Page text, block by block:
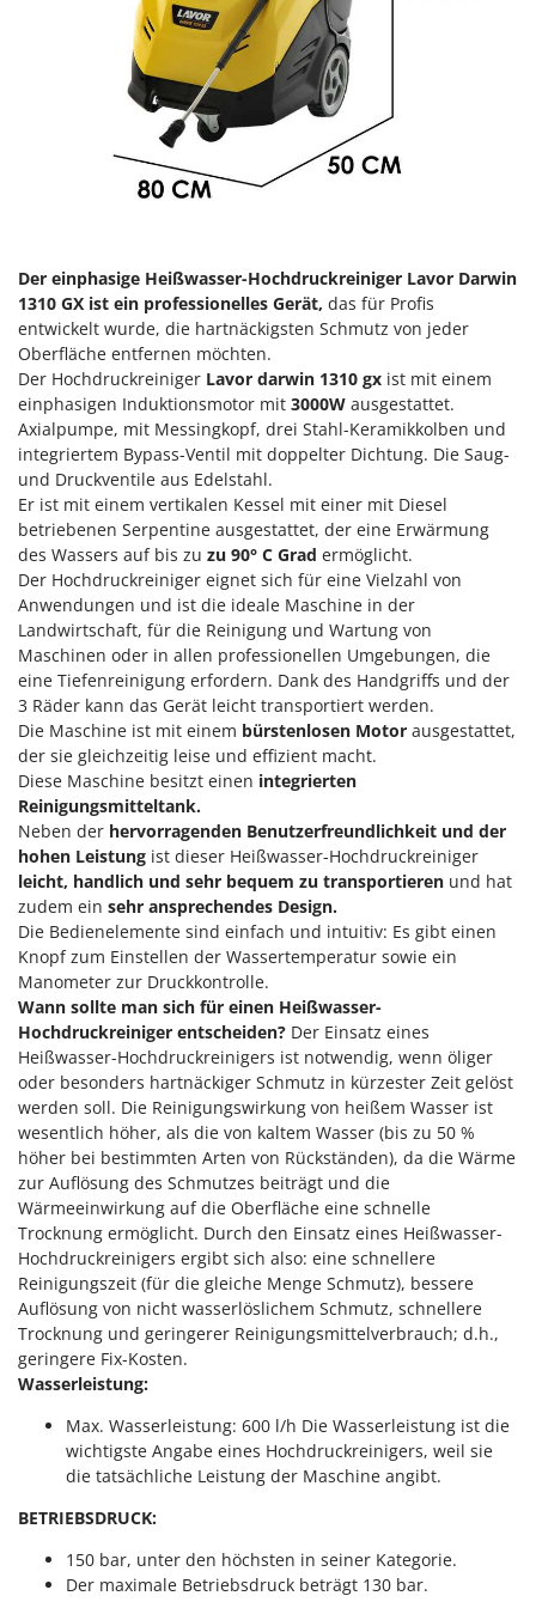
Klimaanlagen – Klimageräte
Knetmaschinen
Knochensägen
Kompressoren - elektrisch
Kompressoren für Ernte und Baumschnitt
Kreiseleggen
L
Laderampe aus Aluminium
Laubsauger - Laubbläser
Laubsauger auf Rädern
Luftentfeuchter
Luftkühler mit Wasserverdunstung
M
Mähroboter
Maisentkörnungsmaschinen
Manuelle Heckenscheren
Mehrzweck-Sauggeräte
Minibacköfen
Motorhacken - Gartenfräsen
Motorspritzen
Mulcher für Traktor
N
Notstromaggregat
Nudelmaschinen
O
Obstmühlen Obsthäcksler Obstmuser
Obstpressen
Olivenernter und Schüttler
P
Palettengabeln für Traktoren
Pelletpressen
Pflüge für Traktor
Planierschilder für Traktoren
Plasmaschneider
Poolroboter
Pools
Poolstaubsauger
Rasenmäher
Rasensodenschneider
Rasentrimmer - Motorsensen - Freischneider
EcoFlow
Effeuno
Energy Gruppi
Enotecnica Pillan
Eschenfelder
EuroMech
Eurosystems
F
FAC
Fama Industrie
Famag
Famur
FARMER
FBC
Ferrari Group
Ferroni
Ferrua
FIAC
FIEM
Fimar
FINI
Fiorentini
Fiskars
Flymo
Fontana Forni
Forest Master
Francini
G
G3 Ferrari
Gardena
Garofalo
GeoTech
GeoTech Pro
Gierre
Ginko - MGM
Gipeco
Girmi
Goodyear
GRAEF
Gre
Der einphasige Heißwasser-Hochdruckreiniger Lavor Darwin
1310 GX ist ein professionelles Gerät, das für Profis
entwickelt wurde, die hartnäckigsten Schmutz von jeder
Oberfläche entfernen möchten.
Der Hochdruckreiniger Lavor darwin 1310 gx ist mit einem
einphasigen Induktionsmotor mit 3000W ausgestattet.
Axialpumpe, mit Messingkopf, drei Stahl-Keramikkolben und
integriertem Bypass-Ventil mit doppelter Dichtung. Die Saug-
und Druckventile aus Edelstahl.
Er ist mit einem vertikalen Kessel mit einer mit Diesel
betriebenen Serpentine ausgestattet, der eine Erwärmung
des Wassers auf bis zu zu 90° C Grad ermöglicht.
Der Hochdruckreiniger eignet sich für eine Vielzahl von
Anwendungen und ist die ideale Maschine in der
Landwirtschaft, für die Reinigung und Wartung von
Maschinen oder in allen professionellen Umgebungen, die
eine Tiefenreinigung erfordern. Dank des Handgriffs und der
3 Räder kann das Gerät leicht transportiert werden.
Die Maschine ist mit einem bürstenlosen Motor ausgestattet,
der sie gleichzeitig leise und effizient macht.
Diese Maschine besitzt einen integrierten
Reinigungsmitteltank.
Neben der hervorragenden Benutzerfreundlichkeit und der
hohen Leistung ist dieser Heißwasser-Hochdruckreiniger
leicht, handlich und sehr bequem zu transportieren und hat
zudem ein sehr ansprechendes Design.
Die Bedienelemente sind einfach und intuitiv: Es gibt einen
Knopf zum Einstellen der Wassertemperatur sowie ein
Manometer zur Druckkontrolle.
Wann sollte man sich für einen Heißwasser-
Hochdruckreiniger entscheiden? Der Einsatz eines
Heißwasser-Hochdruckreinigers ist notwendig, wenn öliger
oder besonders hartnäckiger Schmutz in kürzester Zeit gelöst
werden soll. Die Reinigungswirkung von heißem Wasser ist
wesentlich höher, als die von kaltem Wasser (bis zu 50 %
höher bei bestimmten Arten von Rückständen), da die Wärme
zur Auflösung des Schmutzes beiträgt und die
Wärmeeinwirkung auf die Oberfläche eine schnelle
Trocknung ermöglicht. Durch den Einsatz eines Heißwasser-
Hochdruckreinigers ergibt sich also: eine schnellere
Reinigungszeit (für die gleiche Menge Schmutz), bessere
Auflösung von nicht wasserlöslichem Schmutz, schnellere
Trocknung und geringerer Reinigungsmittelverbrauch; d.h.,
geringere Fix-Kosten.
Wasserleistung:
Max. Wasserleistung: 600 l/h Die Wasserleistung ist die
wichtigste Angabe eines Hochdruckreinigers, weil sie
die tatsächliche Leistung der Maschine angibt.
BETRIEBSDRUCK:
150 bar, unter den höchsten in seiner Kategorie.
Der maximale Betriebsdruck beträgt 130 bar.